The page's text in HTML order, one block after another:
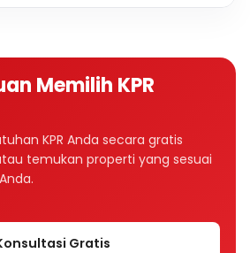
Memilih KPR
KPR Anda secara gratis
temukan properti yang sesuai
Gratis